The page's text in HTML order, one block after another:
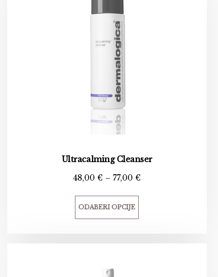
Ultracalming Cleanser
48,00€ – 77,00€
ODABERI OPCIJE